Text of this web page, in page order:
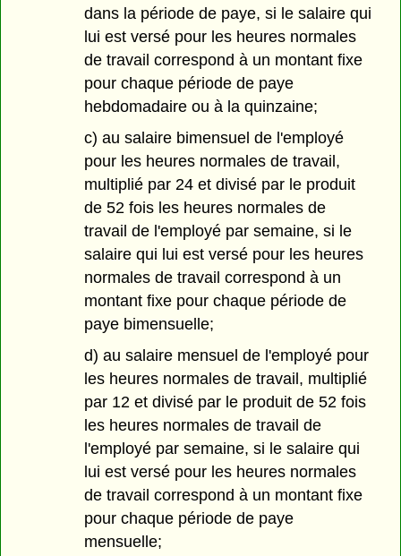
dans la période de paye, si le salaire qui
lui est versé pour les heures normales
de travail correspond à un montant fixe
pour chaque période de paye
hebdomadaire ou à la quinzaine;
c) au salaire bimensuel de l'employé
pour les heures normales de travail,
multiplié par 24 et divisé par le produit
de 52 fois les heures normales de
travail de l'employé par semaine, si le
salaire qui lui est versé pour les heures
normales de travail correspond à un
montant fixe pour chaque période de
paye bimensuelle;
d) au salaire mensuel de l'employé pour
les heures normales de travail, multiplié
par 12 et divisé par le produit de 52 fois
les heures normales de travail de
l'employé par semaine, si le salaire qui
lui est versé pour les heures normales
de travail correspond à un montant fixe
pour chaque période de paye
mensuelle;